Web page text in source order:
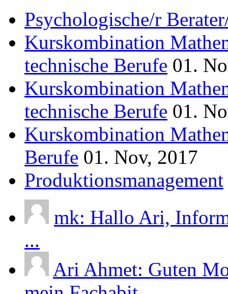
Psychologische/r
Kurskombination
technische Berufe 01.
Kurskombination
technische Berufe 01.
Kurskombination
Berufe 01. Nov, 2017
Produktionsmanagement
mk: Hallo Ari,
...
Ari Ahmet: Guten